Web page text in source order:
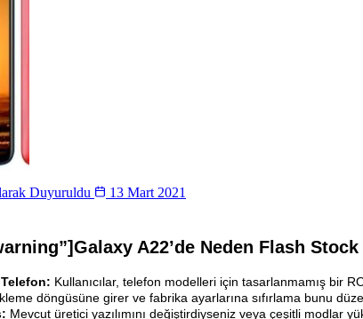
Duyuruldu 13 Mart 2021
A22’de Neden Flash
Telefon: Kullanıcılar, telefon modelleri için tasarlanmamış bir
döngüsüne girer ve fabrika ayarlarına sıfırlama bunu
Mevcut üretici yazılımını değiştirdiyseniz veya çeşitli modlar